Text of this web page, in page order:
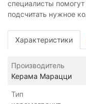
специалисты
подсчитать нужное
Характеристики
Производитель
Керама Марацци
Тип